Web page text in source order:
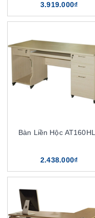
3.919.000₫
Bàn Liền Hộc
2.438.000₫